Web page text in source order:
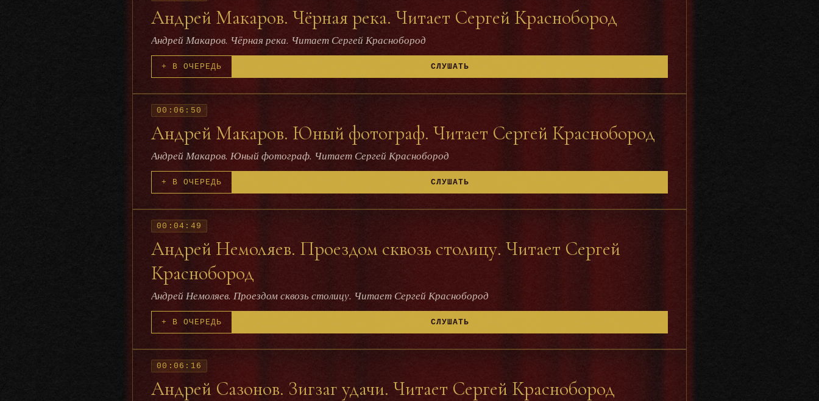
Андрей Макаров. Чёрная река. Читает Сергей Краснобород
Андрей Макаров. Чёрная река. Читает Сергей Краснобород
+ В ОЧЕРЕДЬ СЛУШАТЬ
Андрей Макаров. Юный фотограф. Читает Сергей Краснобород
Андрей Макаров. Юный фотограф. Читает Сергей Краснобород
00:06:50
+ В ОЧЕРЕДЬ СЛУШАТЬ
Андрей Немоляев. Проездом сквозь столицу. Читает Сергей
Краснобород
Андрей Немоляев. Проездом сквозь столицу. Читает Сергей Краснобород
00:04:49
+ В ОЧЕРЕДЬ СЛУШАТЬ
Андрей Сазонов. Зигзаг удачи. Читает Сергей Краснобород
00:06:16